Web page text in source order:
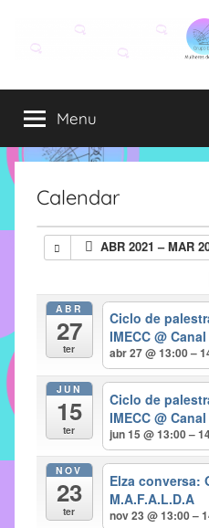
conteúdo
Grupo
Elza
Elza
é
formado
alunas,
funcionárias
IMECC
como
atribuição
implementar
proporcionem
Menu
Calendar
ABR 2021 – MAR
ABR
27
ter
Ciclo de
IMECC@
abr 27 @ 13:00 –
JUN
15
ter
Ciclo de
IMECC@
jun 15 @ 13:00 –
NOV
23
ter
Elza conversa:
M.A.F.A.L.D.A
nov 23 @ 13:00 –